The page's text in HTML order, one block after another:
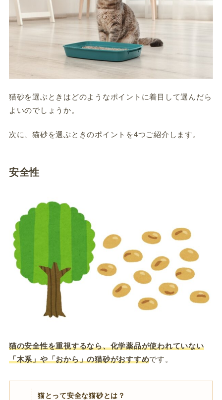
猫砂を選ぶときはどのようなポイントに着目して選んだら
よいのでしょうか。
次に、猫砂を選ぶときのポイントを4つご紹介します。
安全性
猫の安全性を重視するなら、化学薬品が使われていない
「木系」や「おから」の猫砂がおすすめです。
猫とって安全な猫砂とは？